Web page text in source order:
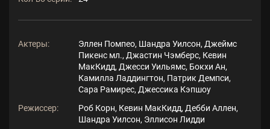
Актеры:
Эллен Помпео, Шандра Уилсон, Джеймс
Пикенс мл., Джастин Чэмберс, Кевин
МакКидд, Джесси Уильямс, Бокхи Ан,
Камилла Ладдингтон, Патрик Демпси,
Сара Рамирес, Джессика Кэпшоу
Режиссер:
Роб Корн, Кевин МакКидд, Дебби Аллен,
Шандра Уилсон, Эллисон Лидди